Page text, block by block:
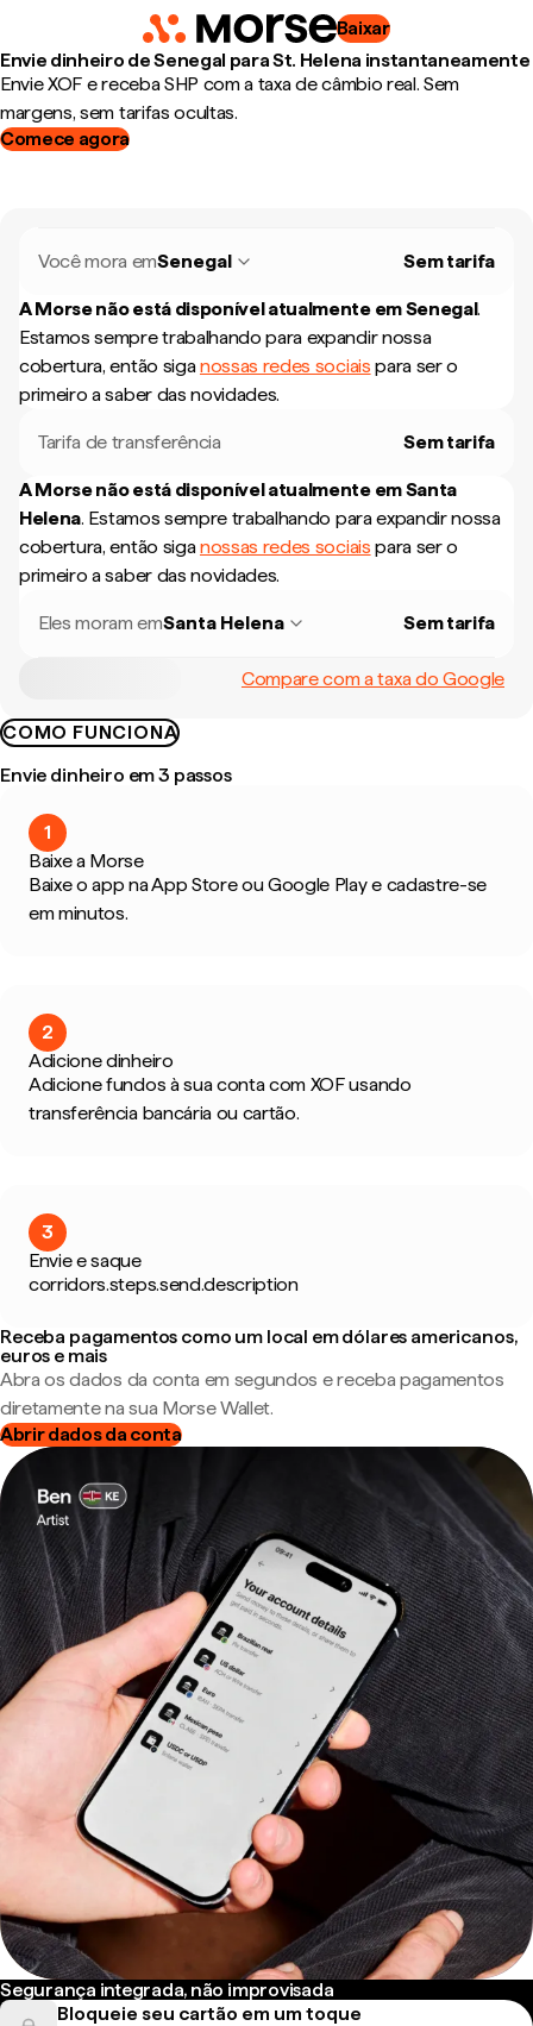
Baixar
Envie dinheiro de Senegal para St. Helena instantaneamente
Envie XOF e receba SHP com a taxa de câmbio real. Sem
margens, sem tarifas ocultas.
Comece agora
Você mora emSenegal Sem tarifa
A Morse não está disponível atualmente emSenegal.
Estamos sempre trabalhando para expandir nossa
cobertura, então siganossas redes sociais para ser o
primeiro a saber das novidades.
Tarifa de transferência Sem tarifa
A Morse não está disponível atualmente emSanta
Helena. Estamos sempre trabalhando para expandir nossa
cobertura, então siganossas redes sociais para ser o
primeiro a saber das novidades.
Eles moram emSanta Helena Sem tarifa
Compare com a taxa do Google
COMO FUNCIONA
Envie dinheiro em 3 passos
1
Baixe a Morse
Baixe o app na App Store ou Google Play e cadastre-se
em minutos.
2
Adicione dinheiro
Adicione fundos à sua conta com XOF usando
transferência bancária ou cartão.
3
Envie e saque
corridors.steps.send.description
Receba pagamentos como um local em dólares americanos,
euros e mais
Abra os dados da conta em segundos e receba pagamentos
diretamente na sua Morse Wallet.
Abrir dados da conta
Segurança integrada, não improvisada
Bloqueie seu cartão em um toque